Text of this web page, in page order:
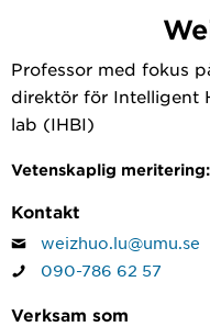
Professor med fokus
direktör för Intelligent
lab (IHBI)
Vetenskaplig meritering:
Kontakt
weizhuo.lu@umu.se
090-786 62 57
Verksam som